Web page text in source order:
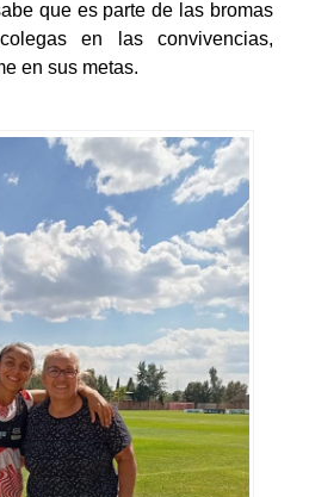
. Esto lo dice entre risas la
que es parte de las bromas
en las convivencias,